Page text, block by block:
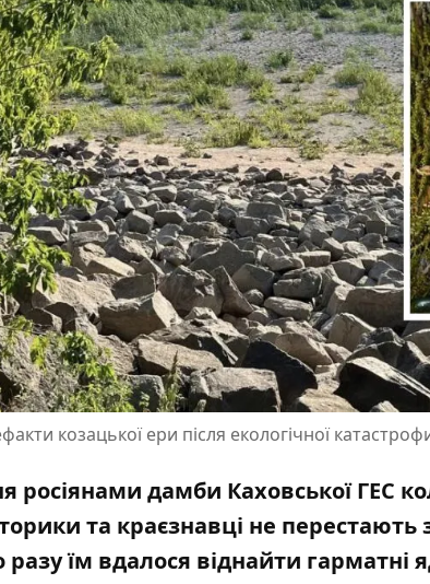
козацької ери після екологічної
росіянами дамби Каховської ГЕС
та краєзнавці не перестають
разу їм вдалося віднайти гарматні